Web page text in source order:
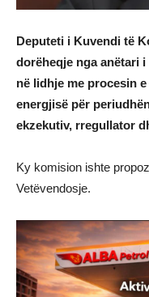
Deputeti i Kuvendi të
dorëheqje nga anëtari
në lidhje me procesin
energjisë për
ekzekutiv, rregullator
Ky komision ishte
Vetëvendosje.